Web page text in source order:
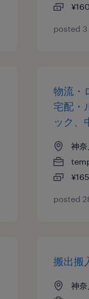
posted
物流・
宅配・
ック、
神
posted
搬出搬
神